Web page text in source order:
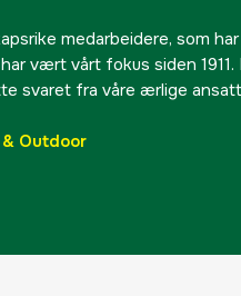
medarbeidere, som
vært vårt fokus siden
svaret fra våre ærlige
Outdoor